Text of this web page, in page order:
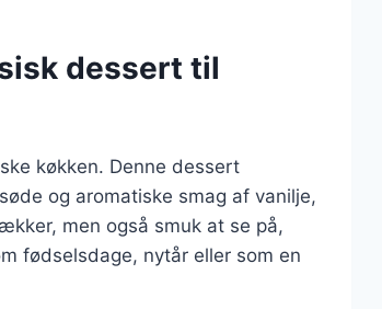
dessert til
køkken. Denne dessert
og aromatiske smag af vanilje,
men også smuk at se på,
fødselsdage, nytår eller som en